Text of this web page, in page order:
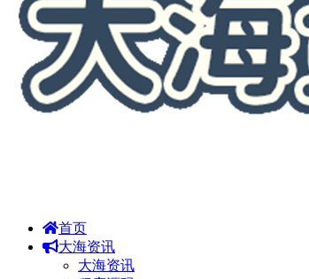
首页
大海资讯
大海资讯